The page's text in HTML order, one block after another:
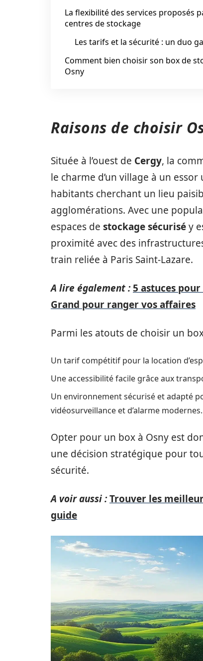
La flexibilité des services proposés
centres de stockage
Les tarifs et la sécurité : un duo
Comment bien choisir son box de
Osny
Raisons de choisir
Située à l’ouest de Cergy, la
le charme d’un village à un
habitants cherchant un lieu
agglomérations. Avec une
espaces de stockage sécuriséy
proximité avec des
train reliée à Paris Saint-Lazare.
A lire également : 5 astuces
Grand pour ranger vos affaires
Parmi les atouts de choisir un
Un tarif compétitif pour la location
Une accessibilité facile grâce aux
Un environnement sécurisé et adapté
vidéosurveillance et d’alarme modernes.
Opter pour un box à Osny est
une décision stratégique pour
sécurité.
A voir aussi :Trouver les
guide